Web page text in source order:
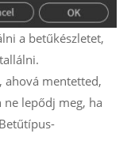
a betűkészletet,
ahová mentetted,
ne lepődj meg, ha